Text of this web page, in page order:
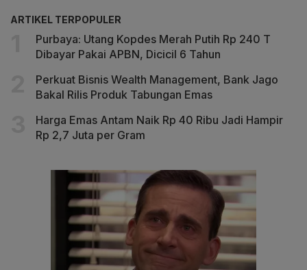
ARTIKEL TERPOPULER
Purbaya: Utang Kopdes Merah Putih Rp 240 T
Dibayar Pakai APBN, Dicicil 6 Tahun
Perkuat Bisnis Wealth Management, Bank Jago
Bakal Rilis Produk Tabungan Emas
Harga Emas Antam Naik Rp 40 Ribu Jadi Hampir
Rp 2,7 Juta per Gram